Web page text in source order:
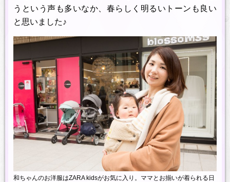
うという声も多いなか、春らしく明るいトーンも良い
と思いました♪
和ちゃんのお洋服はZARA kidsがお気に入り。ママとお揃いが着られる日